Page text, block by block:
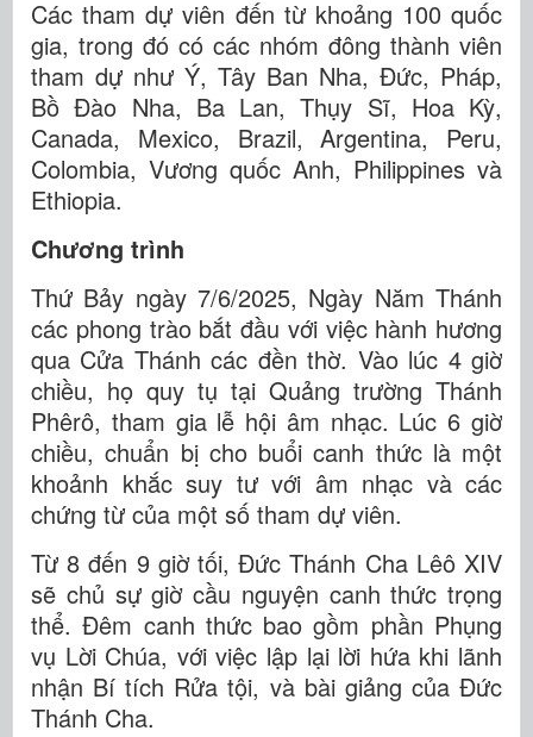
Các tham dự viên đến từ khoảng 100 quốc
gia, trong đó có các nhóm đông thành viên
tham dự như Ý, Tây Ban Nha, Đức, Pháp,
Bồ Đào Nha, Ba Lan, Thụy Sĩ, Hoa Kỳ,
Canada, Mexico, Brazil, Argentina, Peru,
Colombia, Vương quốc Anh, Philippines và
Ethiopia.
Chương trình
Thứ Bảy ngày 7/6/2025, Ngày Năm Thánh
các phong trào bắt đầu với việc hành hương
qua Cửa Thánh các đền thờ. Vào lúc 4 giờ
chiều, họ quy tụ tại Quảng trường Thánh
Phêrô, tham gia lễ hội âm nhạc. Lúc 6 giờ
chiều, chuẩn bị cho buổi canh thức là một
khoảnh khắc suy tư với âm nhạc và các
chứng từ của một số tham dự viên.
Từ 8 đến 9 giờ tối, Đức Thánh Cha Lêô XIV
sẽ chủ sự giờ cầu nguyện canh thức trọng
thể. Đêm canh thức bao gồm phần Phụng
vụ Lời Chúa, với việc lập lại lời hứa khi lãnh
nhận Bí tích Rửa tội, và bài giảng của Đức
Thánh Cha.